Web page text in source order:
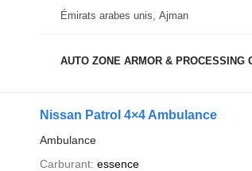
Émirats arabes unis, Ajman
AUTO ZONE ARMOR & PROCESSING
Nissan Patrol 4×4 Ambulance
Ambulance
Carburant essence